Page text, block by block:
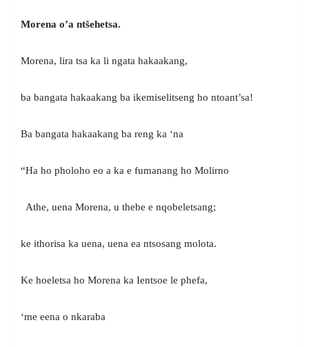
Morena o’a ntšehetsa.
Morena, lira tsa ka li ngata hakaakang,
ba bangata hakaakang ba ikemiselitseng ho ntoant’sa!
Ba bangata hakaakang ba reng ka ‘na
“Ha ho pholoho eo a ka e fumanang ho Molirno
Athe, uena Morena, u thebe e nqobeletsang;
ke ithorisa ka uena, uena ea ntsosang molota.
Ke hoeletsa ho Morena ka Ientsoe le phefa,
‘me eena o nkaraba